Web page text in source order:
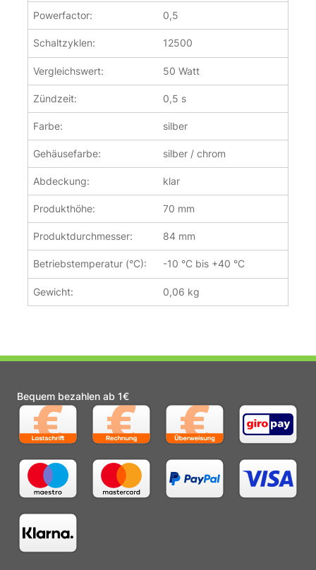
Powerfactor: 0,5
Schaltzyklen: 12500
Vergleichswert: 50 Watt
Zündzeit: 0,5 s
Farbe: silber
Gehäusefarbe: silber / chrom
Abdeckung: klar
Produkthöhe: 70 mm
Produktdurchmesser: 84 mm
Betriebstemperatur (°C): -10 °C bis +40 °C
Gewicht: 0,06 kg
Bequem bezahlen ab 1€